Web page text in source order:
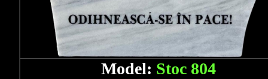
Model: Stoc 804